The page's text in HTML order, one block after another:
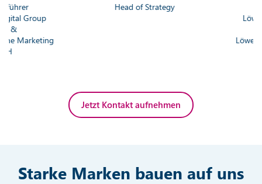
Head of Strategy
Löwenstark
Jetzt Kontakt aufnehmen
Starke Marken bauen auf uns